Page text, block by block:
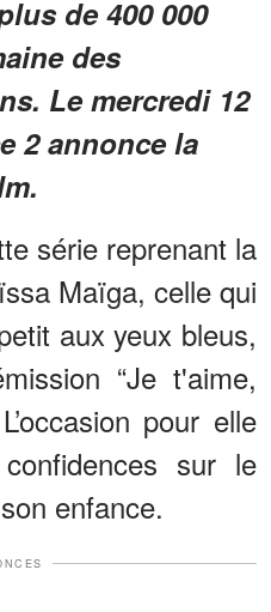
de 400 000
des
Le mercredi 12
2 annonce la
série reprenant la
Maïga, celle qui
aux yeux bleus,
“Je t'aime,
pour elle
sur le
enfance.